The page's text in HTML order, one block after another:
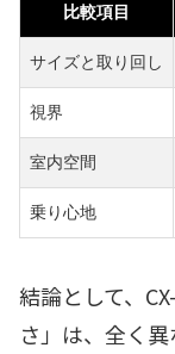
比較項目
サイズと取り回し
視界
室内空間
乗り心地
結論として、
さ」は、全く